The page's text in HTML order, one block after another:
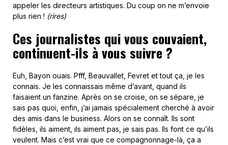
appeler les directeurs artistiques. Du coup on ne m’envoie
plus rien ! (rires)
Ces journalistes qui vous couvaient,
continuent-ils à vous suivre ?
Euh, Bayon ouais. Pfff, Beauvallet, Fevret et tout ça, je les
connais. Je les connaissais même d’avant, quand ils
faisaient un fanzine. Après on se croise, on se sépare, je
sais pas quoi, enfin, j’ai jamais spécialement cherché à avoir
des amis dans le business. Alors on se connaît. Ils sont
fidèles, ils aiment, ils aiment pas, je sais pas. Ils font ce qu’ils
veulent. Mais c’est vrai que ce compagnonnage-là, ça a